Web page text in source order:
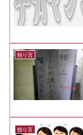
独り言
独り言